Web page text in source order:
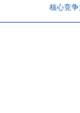
核心竞争